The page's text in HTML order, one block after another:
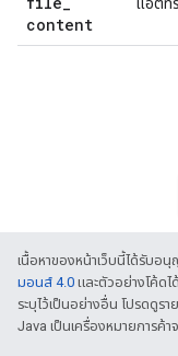
content
เนื้อหาของหน้าเว็บนี้ได้รับอนุ
มอนส์ 4.0 และตัวอย่างโค้ด
ระบุไว้เป็นอย่างอื่น โปรดดูรา
Java เป็นเครื่องหมายการค้